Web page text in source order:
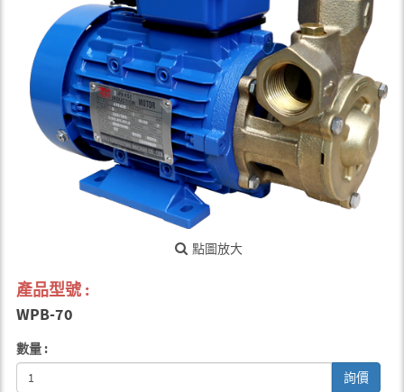
點圖放大
產品型號 :
WPB-70
數量 :
詢價